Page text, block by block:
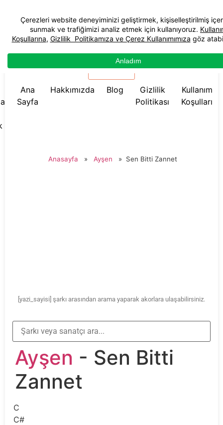
☰ Menü
Ana
Sayfa
Hakkımızda Blog
Gizlilik
Politikası
Kullanım
Koşulları
Anasayfa » Ayşen » Sen Bitti Zannet
[yazi_sayisi] şarkı arasından arama yaparak akorlara ulaşabilirsiniz.
Ayşen - Sen Bitti
Zannet
C
C#